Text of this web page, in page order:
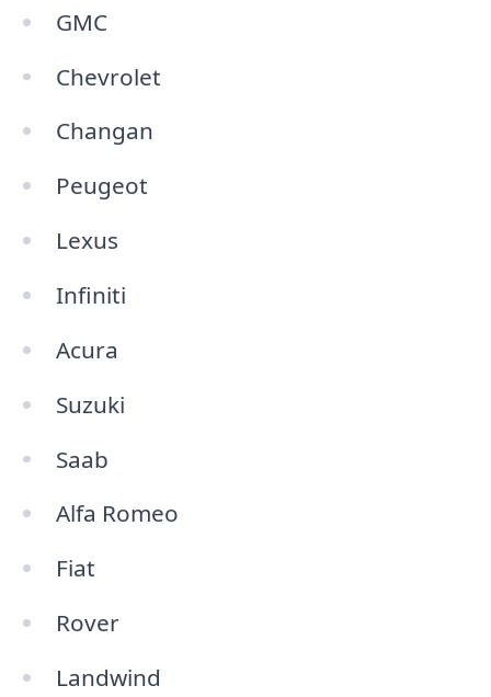
GMC
Chevrolet
Changan
Peugeot
Lexus
Infiniti
Acura
Suzuki
Saab
Alfa Romeo
Fiat
Rover
Landwind